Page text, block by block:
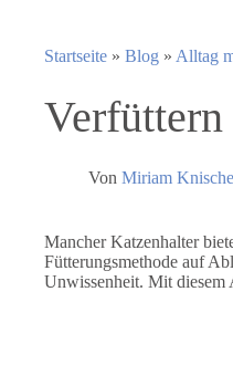
Startseite » Blog » Alltag
Verfüttern
Von Miriam
Mancher Katzenhalter
Fütterungsmethode auf
Unwissenheit. Mit diesem